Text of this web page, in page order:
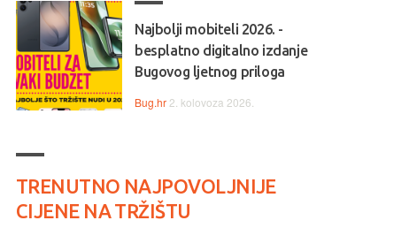
Najbolji mobiteli 2026. -
besplatno digitalno izdanje
Bugovog ljetnog priloga
Bug.hr 2. kolovoza 2026.
TRENUTNO NAJPOVOLJNIJE
CIJENE NA TRŽIŠTU